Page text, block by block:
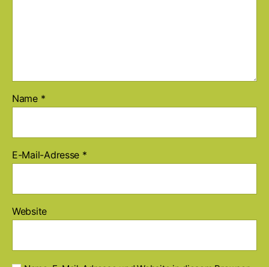
Name *
E-Mail-Adresse *
Website